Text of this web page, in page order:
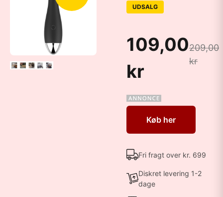
UDSALG
109,00
kr
209,00
kr
Køb her
Fri fragt over kr. 699
Diskret levering 1-2
dage